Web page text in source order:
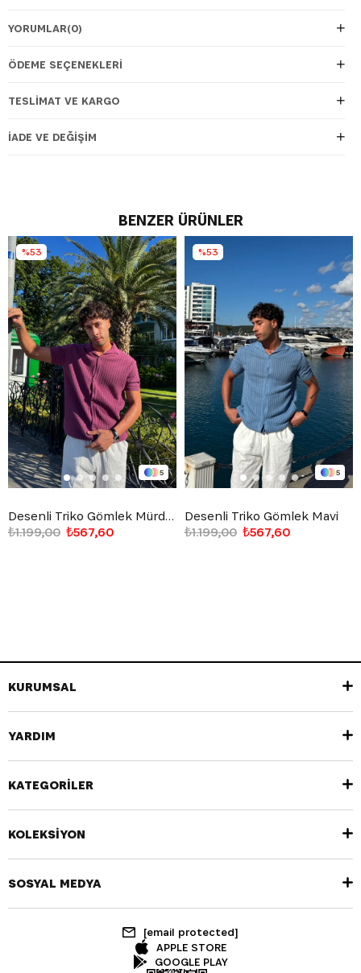
YORUMLAR(0)
ÖDEME SEÇENEKLERI
TESLIMAT VE KARGO
İADE VE DEĞIŞIM
BENZER ÜRÜNLER
5
Desenli Triko Gömlek Mürdüm
₺567,60
₺1.199,00
%53
5
Desenli Triko Gömlek Mavi
₺567,60
₺1.199,00
%53
KURUMSAL
YARDIM
KATEGORİLER
KOLEKSİYON
SOSYAL MEDYA
[email protected]
APPLE STORE
GOOGLE PLAY